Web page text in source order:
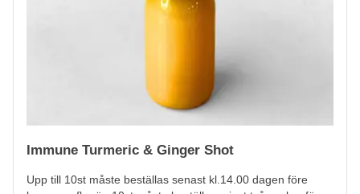
Immune Turmeric & Ginger Shot
Upp till 10st måste beställas senast kl.14.00 dagen före